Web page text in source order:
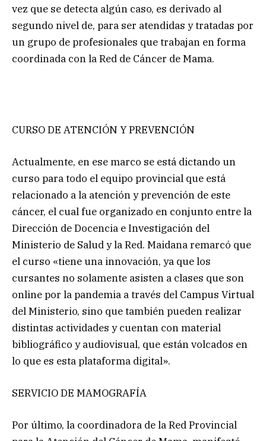
vez que se detecta algún caso, es derivado al
segundo nivel de, para ser atendidas y tratadas por
un grupo de profesionales que trabajan en forma
coordinada con la Red de Cáncer de Mama.
CURSO DE ATENCIÓN Y PREVENCIÓN
Actualmente, en ese marco se está dictando un
curso para todo el equipo provincial que está
relacionado a la atención y prevención de este
cáncer, el cual fue organizado en conjunto entre la
Dirección de Docencia e Investigación del
Ministerio de Salud y la Red. Maidana remarcó que
el curso «tiene una innovación, ya que los
cursantes no solamente asisten a clases que son
online por la pandemia a través del Campus Virtual
del Ministerio, sino que también pueden realizar
distintas actividades y cuentan con material
bibliográfico y audiovisual, que están volcados en
lo que es esta plataforma digital».
SERVICIO DE MAMOGRAFÍA
Por último, la coordinadora de la Red Provincial